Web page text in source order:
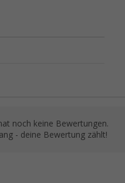
noch keine Bewertungen.
- deine Bewertung zählt!